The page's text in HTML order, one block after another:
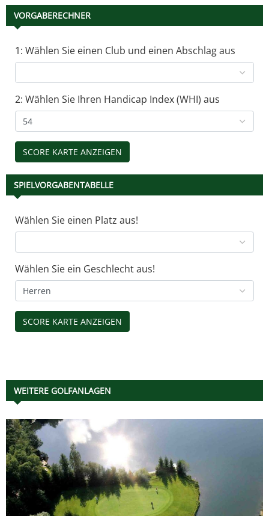
VORGABERECHNER
1: Wählen Sie einen Club und einen Abschlag aus
2: Wählen Sie Ihren Handicap Index (WHI) aus
SPIELVORGABENTABELLE
Wählen Sie einen Platz aus!
Wählen Sie ein Geschlecht aus!
WEITERE GOLFANLAGEN